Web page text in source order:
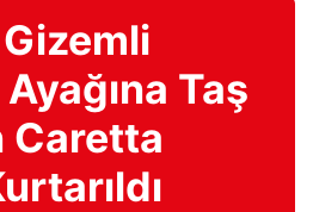
Taş
Caretta